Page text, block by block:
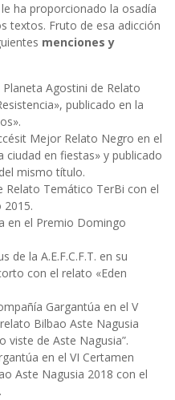
ha proporcionado la osadía
textos. Fruto de esa adicción
menciones y
Agostini de Relato
publicado en la
Mejor Relato Negro en el
ciudad en fiestas» y publicado
mismo título.
Relato Temático TerBi con el
2015.
en el Premio Domingo
la A.E.F.C.F.T. en su
con el relato «Eden
Gargantúa en el V
Bilbao Aste Nagusia
viste de Aste Nagusia”.
en el VI Certamen
Aste Nagusia 2018 con el